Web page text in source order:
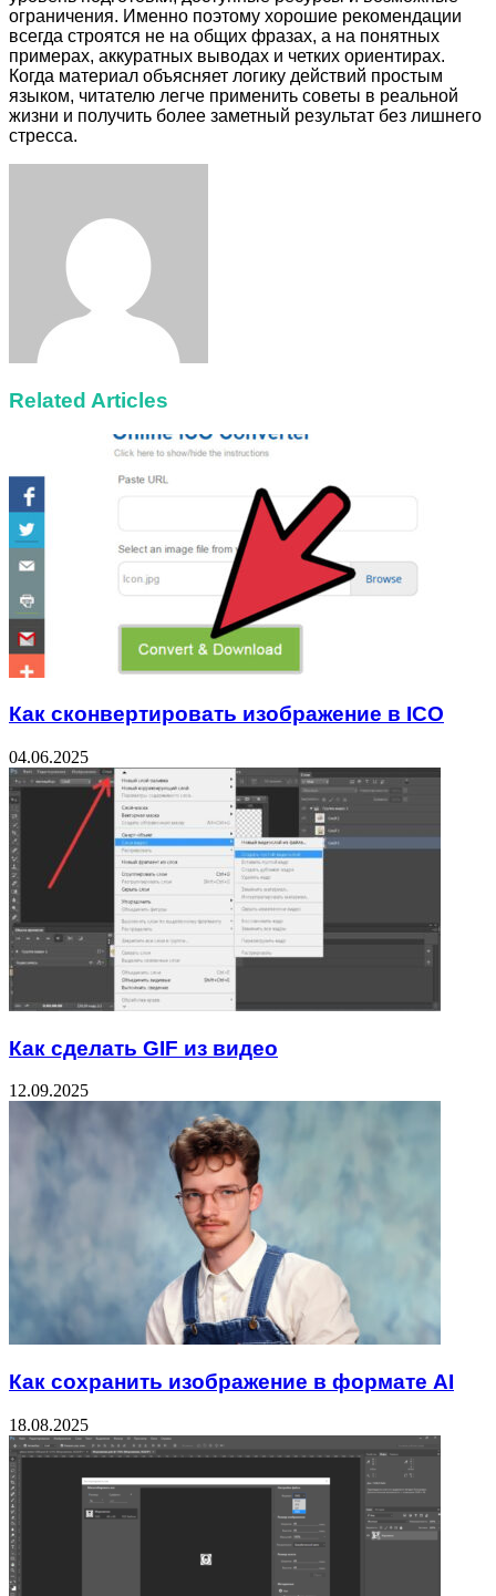
ограничения. Именно поэтому хорошие рекомендации
всегда строятся не на общих фразах, а на понятных
примерах, аккуратных выводах и четких ориентирах.
Когда материал объясняет логику действий простым
языком, читателю легче применить советы в реальной
жизни и получить более заметный результат без лишнего
стресса.
Related Articles
Как сконвертировать изображение в ICO
04.06.2025
Как сделать GIF из видео
12.09.2025
Как сохранить изображение в формате AI
18.08.2025